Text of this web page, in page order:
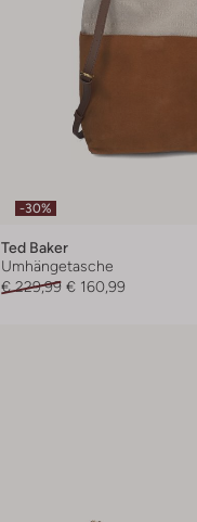
-30%
Ted Baker
Umhängetasche
€ 229,99 € 160,99